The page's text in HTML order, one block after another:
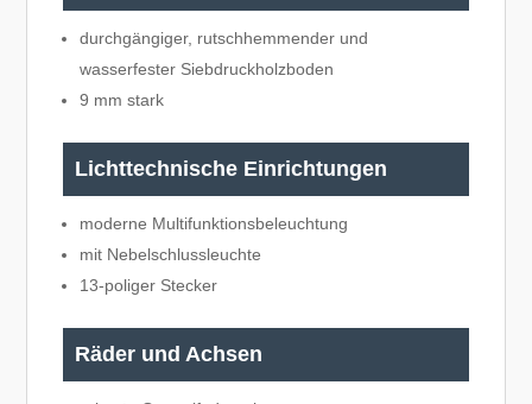
durchgängiger, rutschhemmender und
wasserfester Siebdruckholzboden
9 mm stark
Lichttechnische Einrichtungen
moderne Multifunktionsbeleuchtung
mit Nebelschlussleuchte
13-poliger Stecker
Räder und Achsen